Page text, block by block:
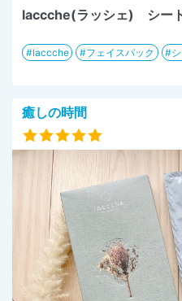
laccche(ラッシェ) シー
laccche フェイスパック
癒しの時間